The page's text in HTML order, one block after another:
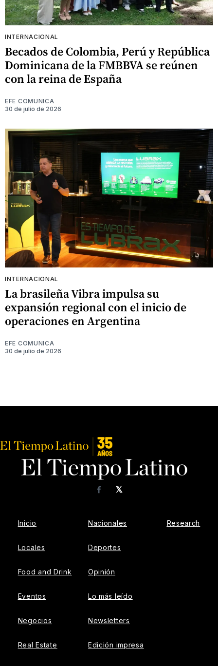
INTERNACIONAL
Becados de Colombia, Perú y República
Dominicana de la FMBBVA se reúnen
con la reina de España
EFE COMUNICA
30 de julio de 2026
INTERNACIONAL
La brasileña Vibra impulsa su
expansión regional con el inicio de
operaciones en Argentina
EFE COMUNICA
30 de julio de 2026
𝕏
Facebook
Inicio
Locales
Food and Drink
Eventos
Negocios
Real Estate
Nacionales
Deportes
Opinión
Lo más leído
Newsletters
Edición impresa
Research